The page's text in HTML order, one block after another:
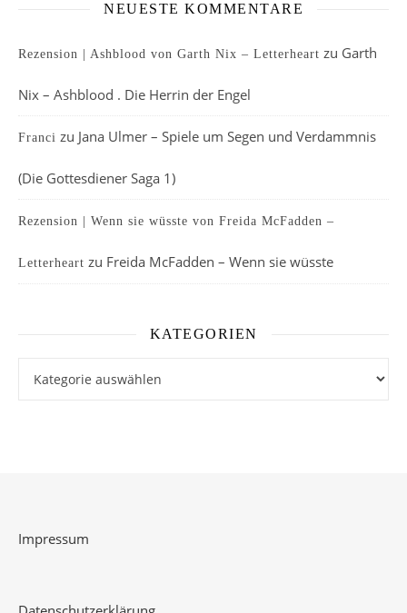
NEUESTE KOMMENTARE
Rezension | Ashblood von Garth Nix – Letterheart zu Garth
Nix – Ashblood . Die Herrin der Engel
Franci zu Jana Ulmer – Spiele um Segen und Verdammnis
(Die Gottesdiener Saga 1)
Rezension | Wenn sie wüsste von Freida McFadden –
Letterheart zu Freida McFadden – Wenn sie wüsste
KATEGORIEN
Impressum